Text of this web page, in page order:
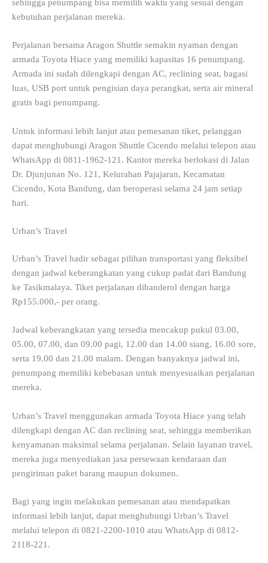
sehingga penumpang bisa memilih waktu yang sesuai dengan
kebutuhan perjalanan mereka.
Perjalanan bersama Aragon Shuttle semakin nyaman dengan
armada Toyota Hiace yang memiliki kapasitas 16 penumpang.
Armada ini sudah dilengkapi dengan AC, reclining seat, bagasi
luas, USB port untuk pengisian daya perangkat, serta air mineral
gratis bagi penumpang.
Untuk informasi lebih lanjut atau pemesanan tiket, pelanggan
dapat menghubungi Aragon Shuttle Cicendo melalui telepon atau
WhatsApp di 0811-1962-121. Kantor mereka berlokasi di Jalan
Dr. Djunjunan No. 121, Kelurahan Pajajaran, Kecamatan
Cicendo, Kota Bandung, dan beroperasi selama 24 jam setiap
hari.
Urban’s Travel
Urban’s Travel hadir sebagai pilihan transportasi yang fleksibel
dengan jadwal keberangkatan yang cukup padat dari Bandung
ke Tasikmalaya. Tiket perjalanan dibanderol dengan harga
Rp155.000,- per orang.
Jadwal keberangkatan yang tersedia mencakup pukul 03.00,
05.00, 07.00, dan 09.00 pagi, 12.00 dan 14.00 siang, 16.00 sore,
serta 19.00 dan 21.00 malam. Dengan banyaknya jadwal ini,
penumpang memiliki kebebasan untuk menyesuaikan perjalanan
mereka.
Urban’s Travel menggunakan armada Toyota Hiace yang telah
dilengkapi dengan AC dan reclining seat, sehingga memberikan
kenyamanan maksimal selama perjalanan. Selain layanan travel,
mereka juga menyediakan jasa persewaan kendaraan dan
pengiriman paket barang maupun dokumen.
Bagi yang ingin melakukan pemesanan atau mendapatkan
informasi lebih lanjut, dapat menghubungi Urban’s Travel
melalui telepon di 0821-2200-1010 atau WhatsApp di 0812-
2118-221.